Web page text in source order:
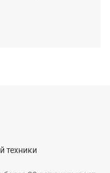
техники